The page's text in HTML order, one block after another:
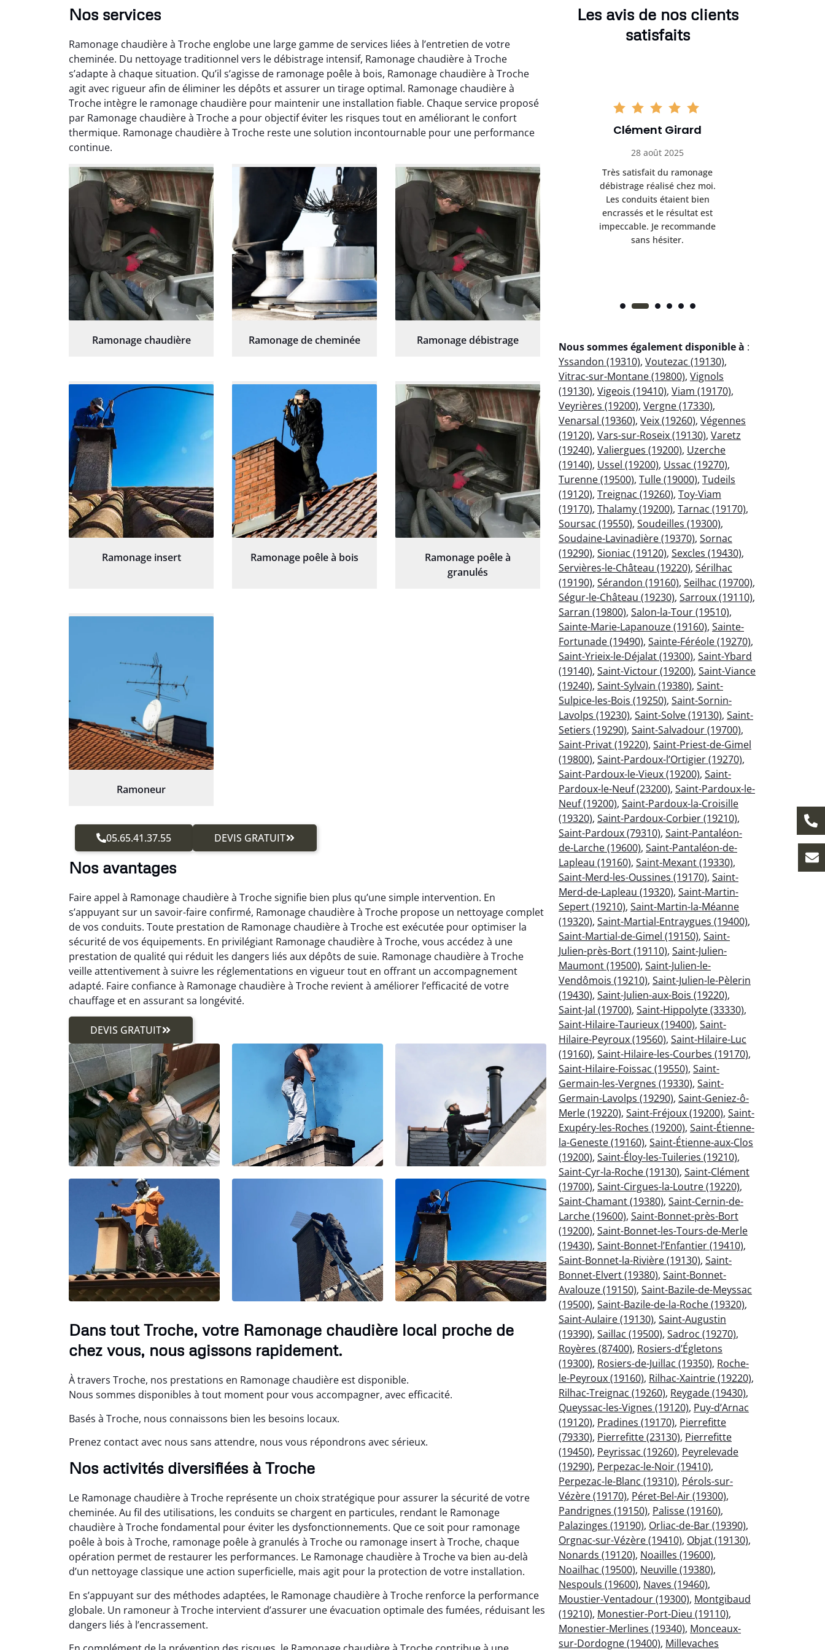
Nos services
Ramonage chaudière à Troche englobe une large gamme de services liées à l’entretien de votre
cheminée. Du nettoyage traditionnel vers le débistrage intensif, Ramonage chaudière à Troche
s’adapte à chaque situation. Qu’il s’agisse de ramonage poêle à bois, Ramonage chaudière à Troche
agit avec rigueur afin de éliminer les dépôts et assurer un tirage optimal. Ramonage chaudière à
Troche intègre le ramonage chaudière pour maintenir une installation fiable. Chaque service proposé
par Ramonage chaudière à Troche a pour objectif éviter les risques tout en améliorant le confort
thermique. Ramonage chaudière à Troche reste une solution incontournable pour une performance
continue.
Ramonage chaudière Ramonage de cheminée Ramonage débistrage
Ramonage insert Ramonage poêle à bois
Ramonage poêle à
granulés
Ramoneur
05.65.41.37.55 DEVIS GRATUIT
Nos avantages
Faire appel à Ramonage chaudière à Troche signifie bien plus qu’une simple intervention. En
s’appuyant sur un savoir-faire confirmé, Ramonage chaudière à Troche propose un nettoyage complet
de vos conduits. Toute prestation de Ramonage chaudière à Troche est exécutée pour optimiser la
sécurité de vos équipements. En privilégiant Ramonage chaudière à Troche, vous accédez à une
prestation de qualité qui réduit les dangers liés aux dépôts de suie. Ramonage chaudière à Troche
veille attentivement à suivre les réglementations en vigueur tout en offrant un accompagnement
adapté. Faire confiance à Ramonage chaudière à Troche revient à améliorer l’efficacité de votre
chauffage et en assurant sa longévité.
DEVIS GRATUIT
Dans tout Troche, votre Ramonage chaudière local proche de
chez vous, nous agissons rapidement.
À travers Troche, nos prestations en Ramonage chaudière est disponible.
Nous sommes disponibles à tout moment pour vous accompagner, avec efficacité.
Basés à Troche, nous connaissons bien les besoins locaux.
Prenez contact avec nous sans attendre, nous vous répondrons avec sérieux.
Nos activités diversifiées à Troche
Le Ramonage chaudière à Troche représente un choix stratégique pour assurer la sécurité de votre
cheminée. Au fil des utilisations, les conduits se chargent en particules, rendant le Ramonage
chaudière à Troche fondamental pour éviter les dysfonctionnements. Que ce soit pour ramonage
poêle à bois à Troche, ramonage poêle à granulés à Troche ou ramonage insert à Troche, chaque
opération permet de restaurer les performances. Le Ramonage chaudière à Troche va bien au-delà
d’un nettoyage classique une action superficielle, mais agit pour la protection de votre installation.
En s’appuyant sur des méthodes adaptées, le Ramonage chaudière à Troche renforce la performance
globale. Un ramoneur à Troche intervient d’assurer une évacuation optimale des fumées, réduisant les
dangers liés à l’encrassement.
Les avis de nos clients
satisfaits
Nicolas Perrin
Intervention rapide et très
propre pour le ramonage
débistrage. On sent tout de
suite la différence au niveau
du tirage. Très satisfait.
Yannick Morel
Intervention très efficace
pour le ramonage débistrage
de ma cheminée. Le tirage
est nettement meilleur et
plus aucune odeur. Travail
propre et rapide.
Clément Girard
28 août 2025
Très satisfait du ramonage
débistrage réalisé chez moi.
Les conduits étaient bien
encrassés et le résultat est
impeccable. Je recommande
sans hésiter.
Nous sommes également disponible à :
Yssandon (19310), Voutezac (19130),
Vitrac-sur-Montane (19800), Vignols
(19130), Vigeois (19410), Viam (19170),
Veyrières (19200), Vergne (17330),
Venarsal (19360), Veix (19260), Végennes
(19120), Vars-sur-Roseix (19130), Varetz
(19240), Valiergues (19200), Uzerche
(19140), Ussel (19200), Ussac (19270),
Turenne (19500), Tulle (19000), Tudeils
(19120), Treignac (19260), Toy-Viam
(19170), Thalamy (19200), Tarnac (19170),
Soursac (19550), Soudeilles (19300),
Soudaine-Lavinadière (19370), Sornac
(19290), Sioniac (19120), Sexcles (19430),
Servières-le-Château (19220), Sérilhac
(19190), Sérandon (19160), Seilhac (19700),
Ségur-le-Château (19230), Sarroux (19110),
Sarran (19800), Salon-la-Tour (19510),
Sainte-Marie-Lapanouze (19160), Sainte-
Fortunade (19490), Sainte-Féréole (19270),
Saint-Yrieix-le-Déjalat (19300), Saint-Ybard
(19140), Saint-Victour (19200), Saint-Viance
(19240), Saint-Sylvain (19380), Saint-
Sulpice-les-Bois (19250), Saint-Sornin-
Lavolps (19230), Saint-Solve (19130), Saint-
Setiers (19290), Saint-Salvadour (19700),
Saint-Privat (19220), Saint-Priest-de-Gimel
(19800), Saint-Pardoux-l’Ortigier (19270),
Saint-Pardoux-le-Vieux (19200), Saint-
Pardoux-le-Neuf (23200), Saint-Pardoux-le-
Neuf (19200), Saint-Pardoux-la-Croisille
(19320), Saint-Pardoux-Corbier (19210),
Saint-Pardoux (79310), Saint-Pantaléon-
de-Larche (19600), Saint-Pantaléon-de-
Lapleau (19160), Saint-Mexant (19330),
Saint-Merd-les-Oussines (19170), Saint-
Merd-de-Lapleau (19320), Saint-Martin-
Sepert (19210), Saint-Martin-la-Méanne
(19320), Saint-Martial-Entraygues (19400),
Saint-Martial-de-Gimel (19150), Saint-
Julien-près-Bort (19110), Saint-Julien-
Maumont (19500), Saint-Julien-le-
Vendômois (19210), Saint-Julien-le-Pèlerin
(19430), Saint-Julien-aux-Bois (19220),
Saint-Jal (19700), Saint-Hippolyte (33330),
Saint-Hilaire-Taurieux (19400), Saint-
Hilaire-Peyroux (19560), Saint-Hilaire-Luc
(19160), Saint-Hilaire-les-Courbes (19170),
Saint-Hilaire-Foissac (19550), Saint-
Germain-les-Vergnes (19330), Saint-
Germain-Lavolps (19290), Saint-Geniez-ô-
Merle (19220), Saint-Fréjoux (19200), Saint-
Exupéry-les-Roches (19200), Saint-Étienne-
la-Geneste (19160), Saint-Étienne-aux-Clos
(19200), Saint-Éloy-les-Tuileries (19210),
Saint-Cyr-la-Roche (19130), Saint-Clément
(19700), Saint-Cirgues-la-Loutre (19220),
Saint-Chamant (19380), Saint-Cernin-de-
Larche (19600), Saint-Bonnet-près-Bort
(19200), Saint-Bonnet-les-Tours-de-Merle
(19430), Saint-Bonnet-l’Enfantier (19410),
Saint-Bonnet-la-Rivière (19130), Saint-
Bonnet-Elvert (19380), Saint-Bonnet-
Avalouze (19150), Saint-Bazile-de-Meyssac
(19500), Saint-Bazile-de-la-Roche (19320),
Saint-Aulaire (19130), Saint-Augustin
(19390), Saillac (19500), Sadroc (19270),
Royères (87400), Rosiers-d’Égletons
(19300), Rosiers-de-Juillac (19350), Roche-
le-Peyroux (19160), Rilhac-Xaintrie (19220),
Rilhac-Treignac (19260), Reygade (19430),
Queyssac-les-Vignes (19120), Puy-d’Arnac
(19120), Pradines (19170), Pierrefitte
(79330), Pierrefitte (23130), Pierrefitte
(19450), Peyrissac (19260), Peyrelevade
(19290), Perpezac-le-Noir (19410),
Perpezac-le-Blanc (19310), Pérols-sur-
Vézère (19170), Péret-Bel-Air (19300),
Pandrignes (19150), Palisse (19160),
Palazinges (19190), Orliac-de-Bar (19390),
Orgnac-sur-Vézère (19410), Objat (19130),
Nonards (19120), Noailles (19600),
Noailhac (19500), Neuville (19380),
Nespouls (19600), Naves (19460),
Moustier-Ventadour (19300), Montgibaud
(19210), Monestier-Port-Dieu (19110),
Monestier-Merlines (19340), Monceaux-
sur-Dordogne (19400), Millevaches